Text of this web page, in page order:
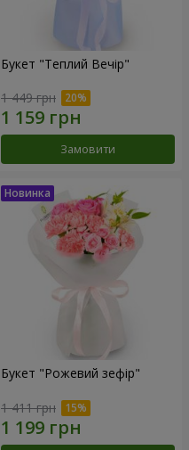
Букет "Теплий Вечір"
1 449 грн
Замовити
Букет "Рожевий зефір"
1 411 грн